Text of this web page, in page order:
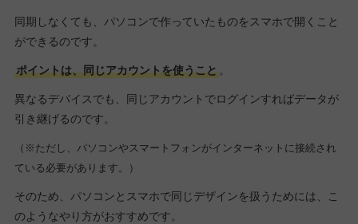
同期しなくても、パソコンで作っていたものをスマホで開くこと
ができるのです。
ポイントは、同じアカウントを使うこと。
異なるデバイスでも、同じアカウントでログインすればデータが
引き継げるのです。
（※ただし、パソコンやスマートフォンがインターネットに接続され
ている必要があります。）
そのため、パソコンとスマホで同じデザインを扱うためには、こ
のようなやり方がおすすめです。